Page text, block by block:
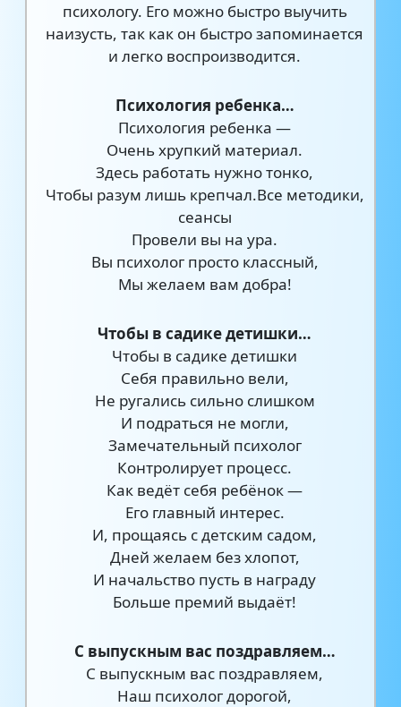
психологу. Его можно быстро выучить
наизусть, так как он быстро запоминается
и легко воспроизводится.
Психология ребенка…
Психология ребенка —
Очень хрупкий материал.
Здесь работать нужно тонко,
Чтобы разум лишь крепчал.Все методики,
сеансы
Провели вы на ура.
Вы психолог просто классный,
Мы желаем вам добра!
Чтобы в садике детишки…
Чтобы в садике детишки
Себя правильно вели,
Не ругались сильно слишком
И подраться не могли,
Замечательный психолог
Контролирует процесс.
Как ведёт себя ребёнок —
Его главный интерес.
И, прощаясь с детским садом,
Дней желаем без хлопот,
И начальство пусть в награду
Больше премий выдаёт!
С выпускным вас поздравляем…
С выпускным вас поздравляем,
Наш психолог дорогой,